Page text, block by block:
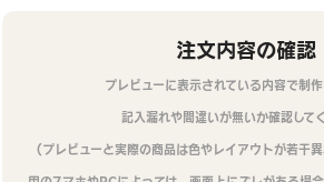
注文内容の確認
プレビューに表示されている内容で制作
記入漏れや間違いが無いか確認して
（プレビューと実際の商品は色やレイアウトが若干